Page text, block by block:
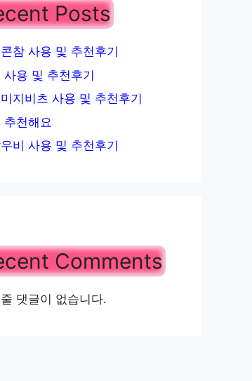
Posts
참 사용 및 추천후기
사용 및 추천후기
지비츠 사용 및 추천후기
추천해요
비 사용 및 추천후기
Comments
댓글이 없습니다.